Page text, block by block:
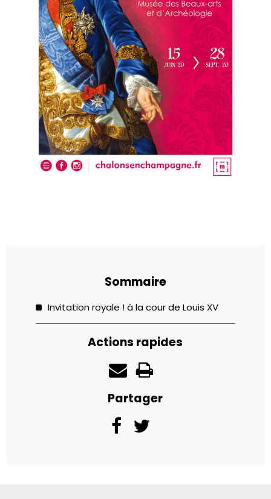
Sommaire
Invitation royale ! à la cour de Louis XV
Actions rapides
Partager